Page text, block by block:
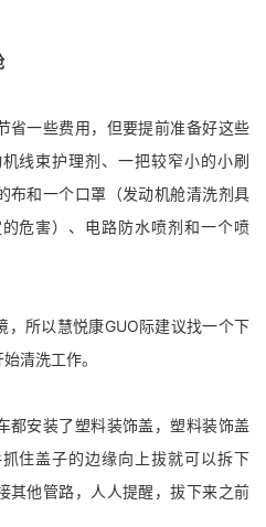
省一些费用，但要提前准备好这些
线束护理剂、一把较窄小的小刷
布和一个口罩（发动机舱清洗剂具
危害）、电路防水喷剂和一个喷
，所以慧悦康GUO际建议找一个下
清洗工作。
都安装了塑料装饰盖，塑料装饰盖
住盖子的边缘向上拔就可以拆下
其他管路，人人提醒，拔下来之前